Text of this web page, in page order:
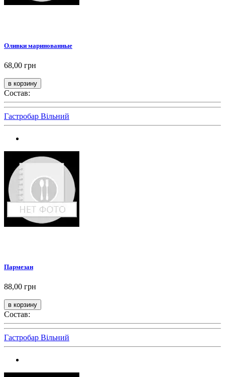
Оливки маринованные
68,00 грн
Состав:
Гастробар Вільний
Пармезан
88,00 грн
Состав:
Гастробар Вільний